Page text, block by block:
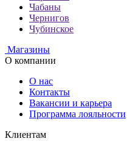
Чабаны
Чернигов
Чубинское
Магазины
О компании
О нас
Контакты
Вакансии и карьера
Программа лояльности
Клиентам